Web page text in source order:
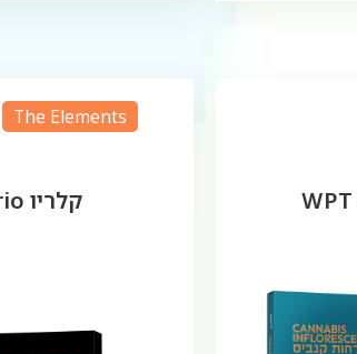
The Elements
קלריו Clario